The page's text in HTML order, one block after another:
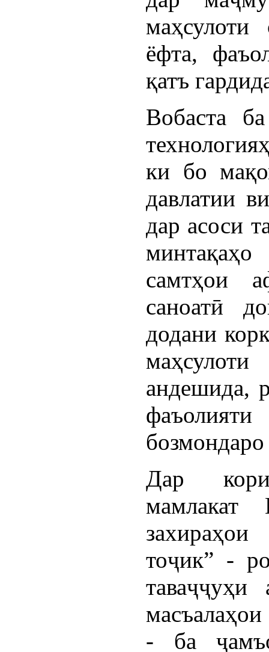
маҳсулоти
ёфта,
қатъ
Вобаста
ки бо
давлатии
дар асоси
самтҳои
саноатӣ
додани
андешида,
Дар
мамлакат
тоҷик” -
- ба